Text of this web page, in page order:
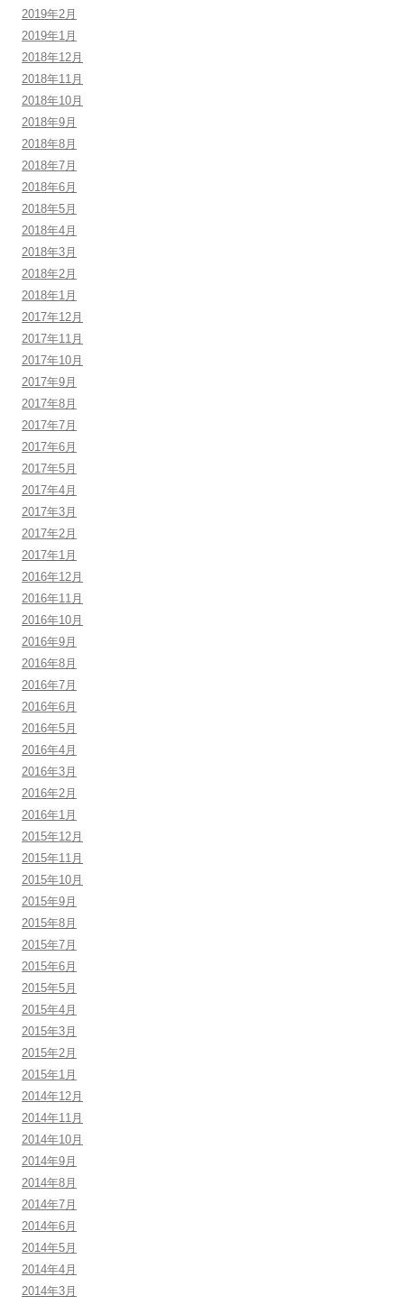
2019年2月
2019年1月
2018年12月
2018年11月
2018年10月
2018年9月
2018年8月
2018年7月
2018年6月
2018年5月
2018年4月
2018年3月
2018年2月
2018年1月
2017年12月
2017年11月
2017年10月
2017年9月
2017年8月
2017年7月
2017年6月
2017年5月
2017年4月
2017年3月
2017年2月
2017年1月
2016年12月
2016年11月
2016年10月
2016年9月
2016年8月
2016年7月
2016年6月
2016年5月
2016年4月
2016年3月
2016年2月
2016年1月
2015年12月
2015年11月
2015年10月
2015年9月
2015年8月
2015年7月
2015年6月
2015年5月
2015年4月
2015年3月
2015年2月
2015年1月
2014年12月
2014年11月
2014年10月
2014年9月
2014年8月
2014年7月
2014年6月
2014年5月
2014年4月
2014年3月